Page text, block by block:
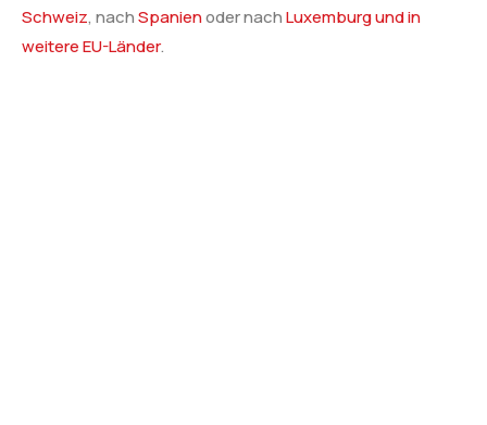
Schweiz, nachSpanienoder nachLuxemburg und in
weitere EU-Länder.